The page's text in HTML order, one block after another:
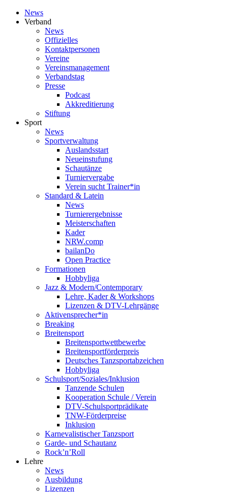
News
Verband
News
Offizielles
Kontaktpersonen
Vereine
Vereinsmanagement
Verbandstag
Presse
Podcast
Akkreditierung
Stiftung
Sport
News
Sportverwaltung
Auslandsstart
Neueinstufung
Schautänze
Turniervergabe
Verein sucht Trainer*in
Standard & Latein
News
Turnierergebnisse
Meisterschaften
Kader
NRW.comp
bailanDo
Open Practice
Formationen
Hobbyliga
Jazz & Modern/Contemporary
Lehre, Kader & Workshops
Lizenzen & DTV-Lehrgänge
Aktivensprecher*in
Breaking
Breitensport
Breitensportwettbewerbe
Breitensportförderpreis
Deutsches Tanzsportabzeichen
Hobbyliga
Schulsport/Soziales/Inklusion
Tanzende Schulen
Kooperation Schule / Verein
DTV-Schulsportprädikate
TNW-Förderpreise
Inklusion
Karnevalistischer Tanzsport
Garde- und Schautanz
Rock’n’Roll
Lehre
News
Ausbildung
Lizenzen